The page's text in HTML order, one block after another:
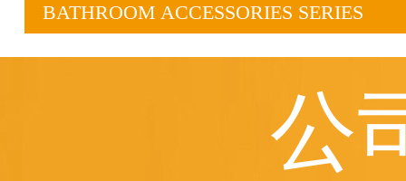
BATHROOM ACCESSORIES SERIES
公